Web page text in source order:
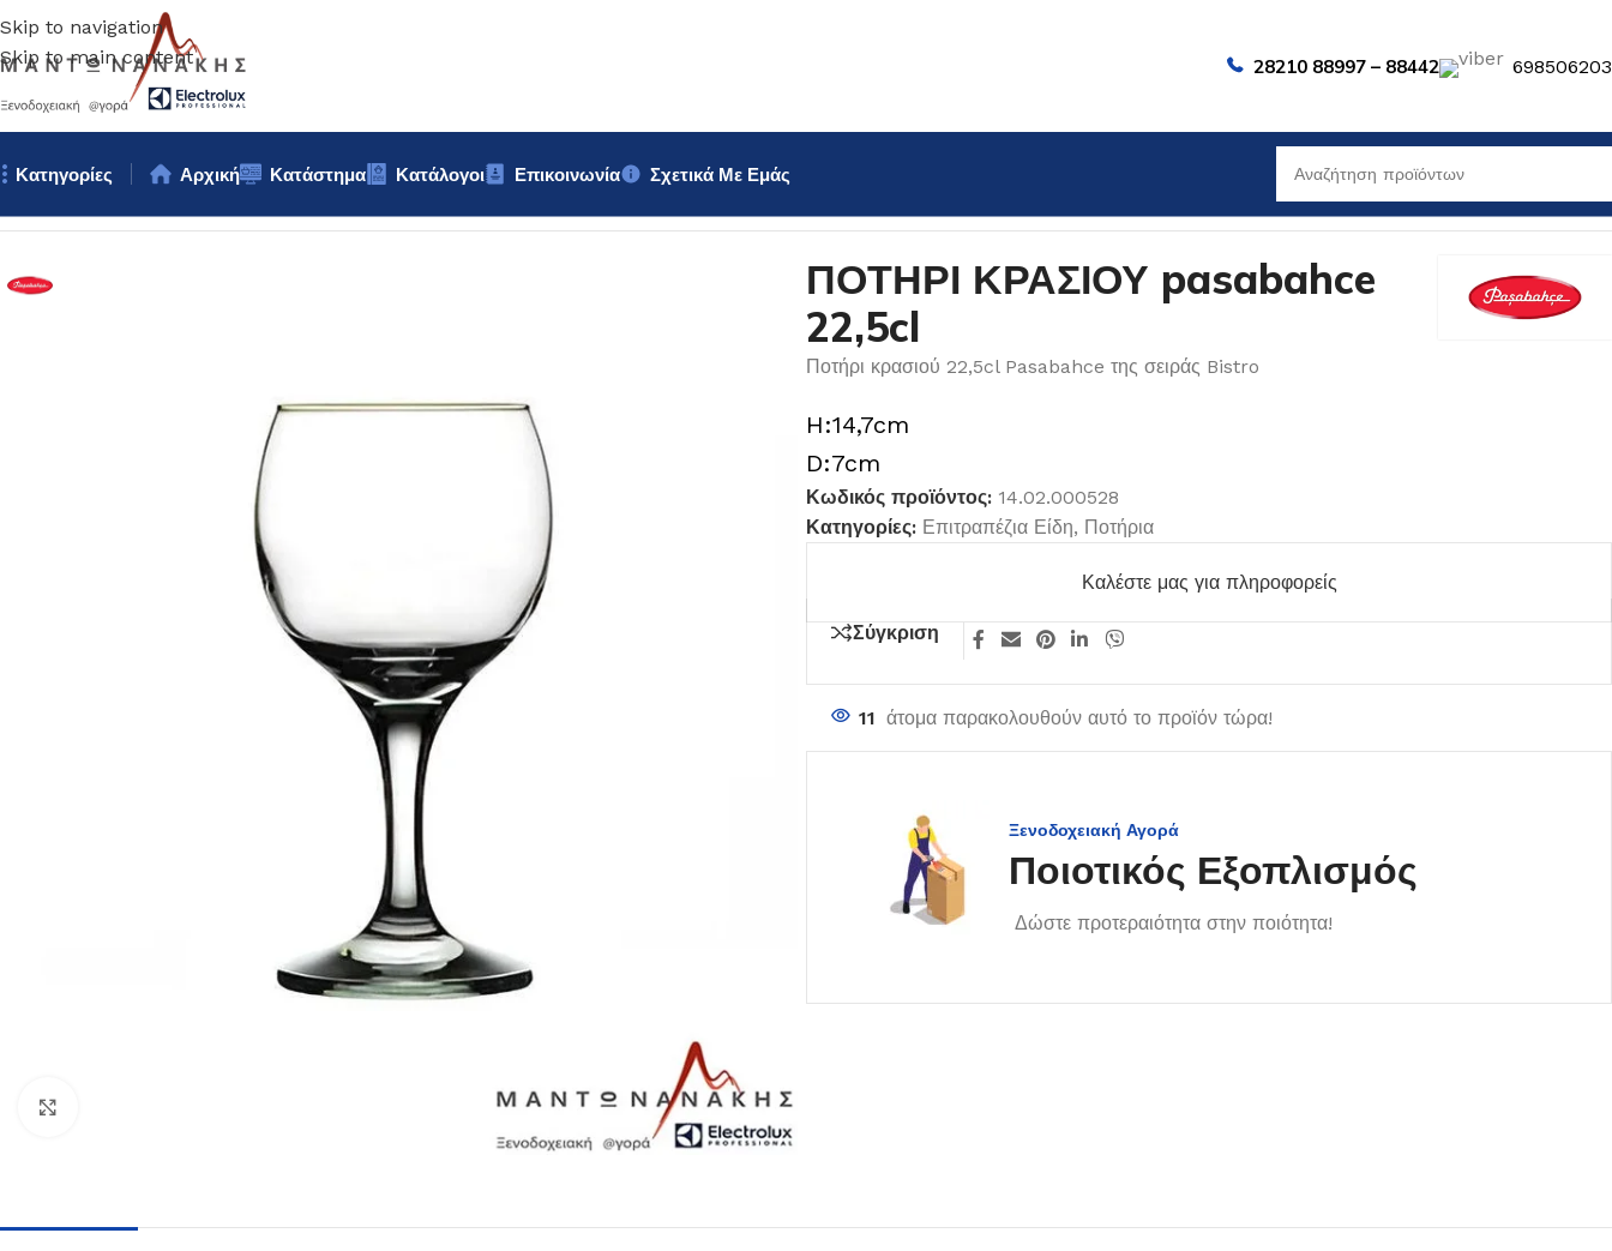
Skip to navigation
Skip to main content
28210 88997 – 88442
Κατηγορίες Αρχική Κατάστημα Κατάλογοι Επικοινωνία
Σχετικά Με Εμάς
ΠΟΤΗΡΙ ΚΡΑΣΙΟΥ pasabahce
22,5cl
Ποτήρι κρασιού 22,5cl Pasabahce της σειράς Bistro
H:14,7cm
D:7cm
Κωδικός προϊόντος: 14.02.000528
Κατηγορίες: Επιτραπέζια Είδη, Ποτήρια
Καλέστε μας για πληροφορείς
Σύγκριση
11 άτομα παρακολουθούν αυτό το προϊόν τώρα!
Ξενοδοχειακή Αγορά
Ποιοτικός Εξοπλισμός
Δώστε προτεραιότητα στην ποιότητα!